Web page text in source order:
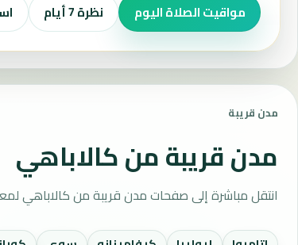
مواقيت الصلاة اليوم نظرة 7 أيام
مدن قريبة
مدن قريبة من كالاباهي
انتقل مباشرة إلى صفحات مدن قريبة من كالاباهي